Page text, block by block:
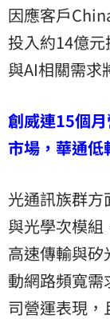
因應客戶
投入約14億元
與AI相關需求
創威連15個
市場，華通低
光通訊族群
與光學次模組
高速傳輸與矽
動網路頻寬需
司營運表現，